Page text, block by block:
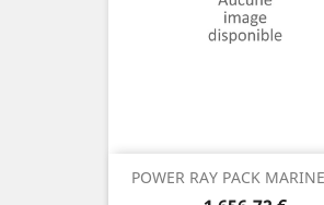
POWER RAY PACK